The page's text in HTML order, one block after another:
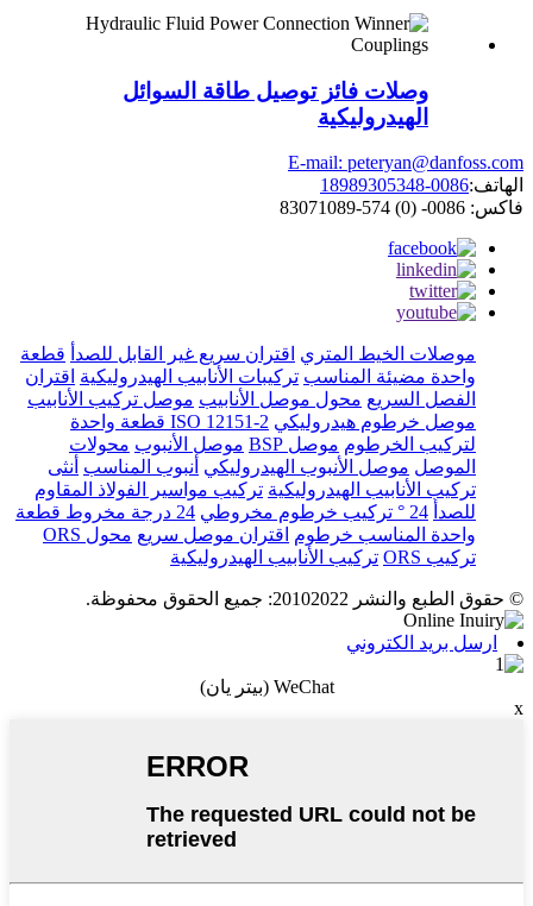
وصلات فائز توصيل طاقة السوائل
الهيدروليكية
E-mail: peteryan@danfoss.com
الهاتف:0086-18989305348
فاكس: 0086- (0) 574-83071089
موصلات الخيط المتري اقتران سريع غير القابل للصدأ قطعة
واحدة مضيئة المناسب تركيبات الأنابيب الهيدروليكية اقتران
الفصل السريع محول موصل الأنابيب موصل تركيب الأنابيب
موصل خرطوم هيدروليكي
ISO 12151-2 قطعة واحدة
لتركيب الخرطوم موصل BSP موصل الأنبوب محولات
الموصل موصل الأنبوب الهيدروليكي أنبوب المناسب أنثى
تركيب الأنابيب الهيدروليكية تركيب مواسير الفولاذ المقاوم
للصدأ 24 ° تركيب خرطوم مخروطي
24 درجة مخروط قطعة
واحدة المناسب خرطوم اقتران موصل سريع محول ORS
تركيب ORS
تركيب الأنابيب الهيدروليكية
© حقوق الطبع والنشر 20102022: جميع الحقوق محفوظة.
ارسل بريد الكتروني
WeChat (بيتر يان)
x